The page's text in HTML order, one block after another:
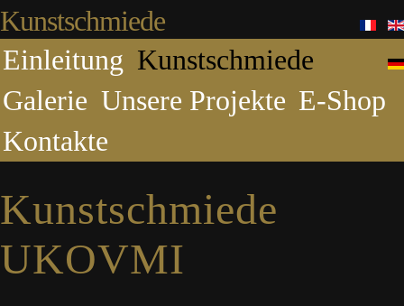
Kunstschmiede
Einleitung Kunstschmiede
Galerie Unsere Projekte E-Shop
Kontakte
Kunstschmiede
UKOVMI